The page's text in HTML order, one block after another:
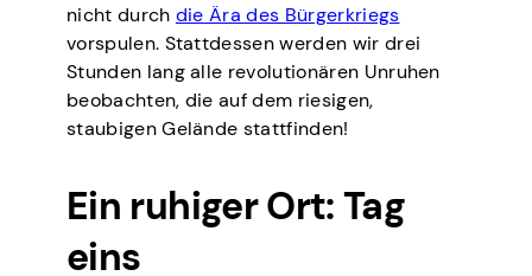
nicht durch die Ära des Bürgerkriegs
vorspulen. Stattdessen werden wir drei
Stunden lang alle revolutionären Unruhen
beobachten, die auf dem riesigen,
staubigen Gelände stattfinden!
Ein ruhiger Ort: Tag
eins